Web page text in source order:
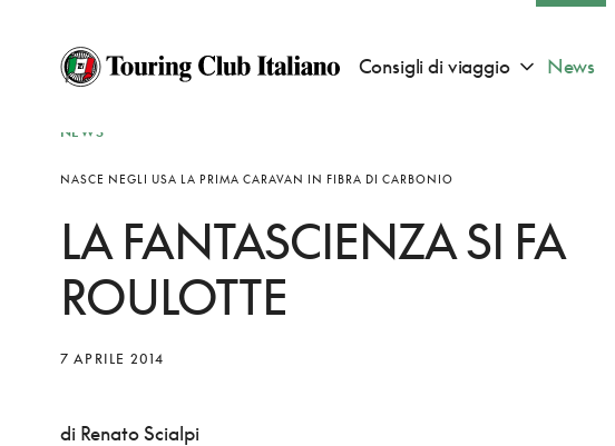
Consigli di viaggio Apri sotto
News
NEWS
NASCE NEGLI USA LA PRIMA CARAVAN IN FIBRA DI CARBONIO
LA FANTASCIENZA SI FA
ROULOTTE
7 APRILE 2014
di Renato Scialpi